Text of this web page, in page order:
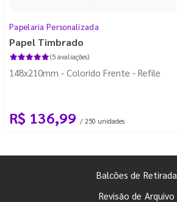
Papelaria Personalizada
Papel Timbrado
(5 avaliações)
148x210mm - Colorido Frente - Refile
R$ 136,99 / 250 unidades
Balcões de Retirada
Revisão de Arquivo